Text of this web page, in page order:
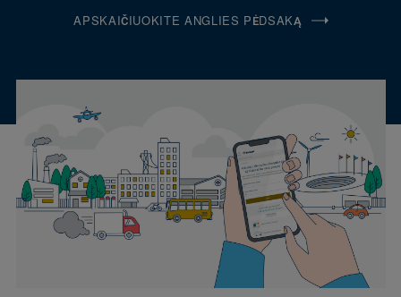
APSKAIČIUOKITE ANGLIES PĖDSAKĄ